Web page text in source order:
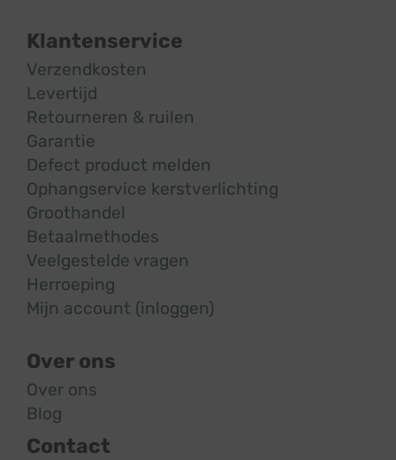
Klantenservice
Verzendkosten
Levertijd
Retourneren & ruilen
Garantie
Defect product melden
Ophangservice kerstverlichting
Groothandel
Betaalmethodes
Veelgestelde vragen
Herroeping
Mijn account (inloggen)
Over ons
Over ons
Blog
Contact